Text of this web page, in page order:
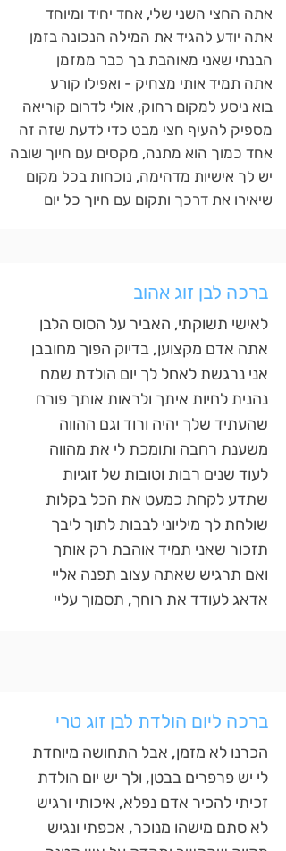
ברכה ליום הולדת לבן זוג טרי
הכרנו לא מזמן, אבל התחושה מיוחדת
לי יש פרפרים בבטן, ולך יש יום הולדת
זכיתי להכיר אדם נפלא, איכותי ורגיש
לא סתם מישהו מנוכר, אכפתי ונגיש
אתה החצי השני שלי, אחד יחיד ומיוחד
אתה יודע להגיד את המילה הנכונה בזמן
הבנתי שאני מאוהבת בך כבר ממזמן
אתה תמיד אותי מצחיק - ואפילו קורע
בוא ניסע למקום רחוק, אולי לדרום קוריאה
מספיק להעיף חצי מבט כדי לדעת שזה זה
אחד כמוך הוא מתנה, מקסים עם חיוך שובה
יש לך אישיות מדהימה, נוכחות בכל מקום
שיאירו את דרכך ותקום עם חיוך כל יום
ברכה לבן זוג אהוב
לאישי תשוקתי, האביר על הסוס הלבן
אתה אדם מקצוען, בדיוק הפוך מחובבן
אני נרגשת לאחל לך יום הולדת שמח
נהנית לחיות איתך ולראות אותך פורח
שהעתיד שלך יהיה ורוד וגם ההווה
משענת רחבה ותומכת לי את מהווה
לעוד שנים רבות וטובות של זוגיות
שתדע לקחת כמעט את הכל בקלות
שולחת לך מיליוני לבבות לתוך ליבך
תזכור שאני תמיד אוהבת רק אותך
ואם תרגיש שאתה עצוב תפנה אליי
אדאג לעודד את רוחך, תסמוך עליי